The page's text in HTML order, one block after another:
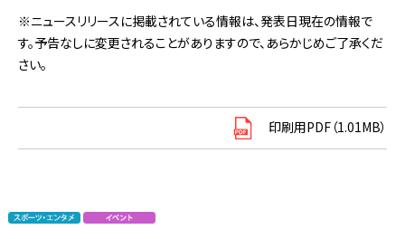
※ニュースリリースに掲載されている情報は、発表日現在の情報で
す。予告なしに変更されることがありますので、あらかじめご了承くだ
さい。
印刷用PDF（1.01MB）